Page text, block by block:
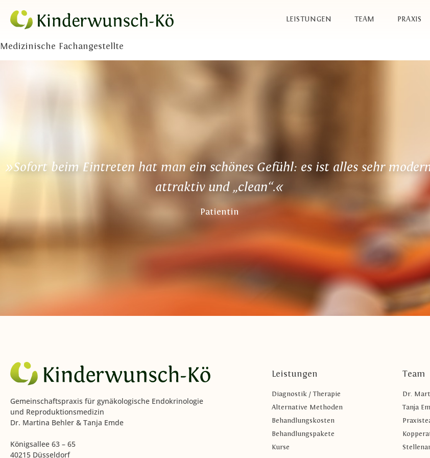
LEISTUNGEN TEAM PRAXIS
Medizinische Fachangestellte
»Sofort beim Eintreten hat man ein schönes Gefühl: es ist alles sehr
attraktiv und „clean“.«
Patientin
Gemeinschaftspraxis für gynäkologische Endokrinologie
und Reproduktionsmedizin
Dr. Martina Behler & Tanja Emde
Königsallee 63 – 65
40215 Düsseldorf
Leistungen
Diagnostik / Therapie
Alternative Methoden
Behandlungskosten
Behandlungspakete
Kurse
Team
Dr.
Tanja